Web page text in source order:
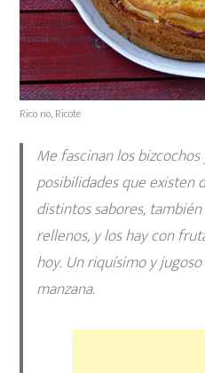
Rico no, Ricote
Me fascinan los
posibilidades que existen
distintos sabores,
rellenos, y los hay con
hoy. Un riquísimo y
manzana.